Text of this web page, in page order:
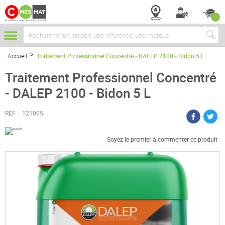
Chercher
Accueil Traitement Professionnel Concentré - DALEP 2100 - Bidon 5 L
Traitement Professionnel Concentré
- DALEP 2100 - Bidon 5 L
RÉF : 121005
Soyez le premier à commenter ce produit
Passer